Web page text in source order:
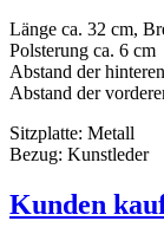
Länge ca. 32 cm,
Polsterung ca. 6 cm
Abstand der
Abstand der
Sitzplatte: Metall
Bezug: Kunstleder
Kunden